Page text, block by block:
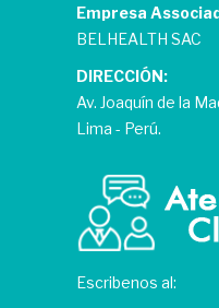
Empresa
BELHEALTH SAC
DIRECCIÓN:
Av. Joaquín de la
Lima - Perú.
Escribenos al: